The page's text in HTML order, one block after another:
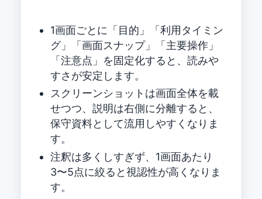
1画面ごとに「目的」「利用タイミン
グ」「画面スナップ」「主要操作」
「注意点」を固定化すると、読みや
すさが安定します。
スクリーンショットは画面全体を載
せつつ、説明は右側に分離すると、
保守資料として流用しやすくなりま
す。
注釈は多くしすぎず、1画面あたり
3〜5点に絞ると視認性が高くなりま
す。